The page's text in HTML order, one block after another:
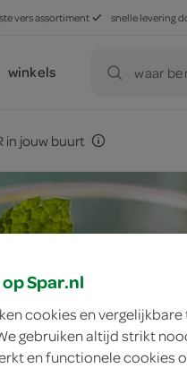
vers assortiment snelle levering
winkels waar
in jouw buurt
Spar.nl
cookies en
gebruiken altijd strikt
en functionele cookies